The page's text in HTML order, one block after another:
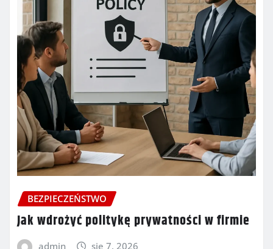
BEZPIECZEŃSTWO
Jak wdrożyć politykę prywatności w firmie
admin sie 7, 2026